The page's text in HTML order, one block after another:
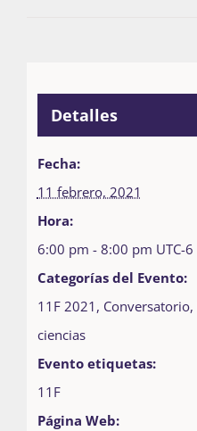
Detalles
Fecha:
11 febrero, 2021
Hora:
6:00 pm - 8:00 pm UTC-6
Categorías del Evento:
11F 2021 , Conversatorio,
ciencias
Evento etiquetas:
11F
Página Web: